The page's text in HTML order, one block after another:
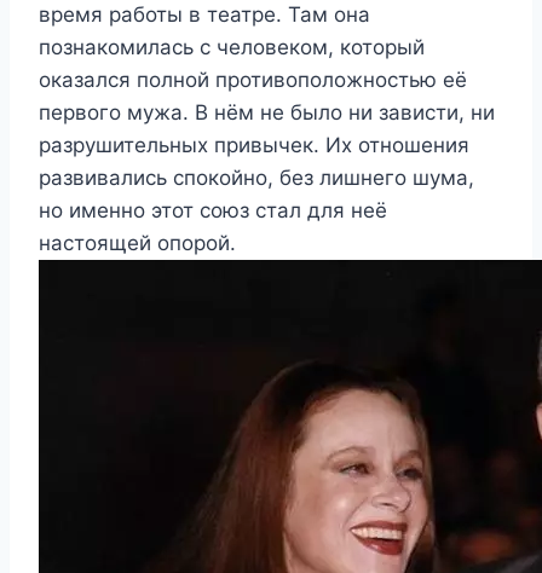
время работы в театре. Там она
познакомилась с человеком, который
оказался полной противоположностью её
первого мужа. В нём не было ни зависти, ни
разрушительных привычек. Их отношения
развивались спокойно, без лишнего шума,
но именно этот союз стал для неё
настоящей опорой.